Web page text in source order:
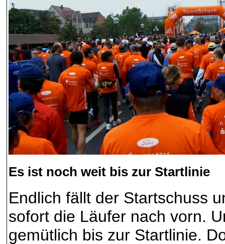
Es ist noch weit bis zur Startlinie
Endlich fällt der Startschuss
sofort die Läufer nach vorn.
gemütlich bis zur Startlinie.